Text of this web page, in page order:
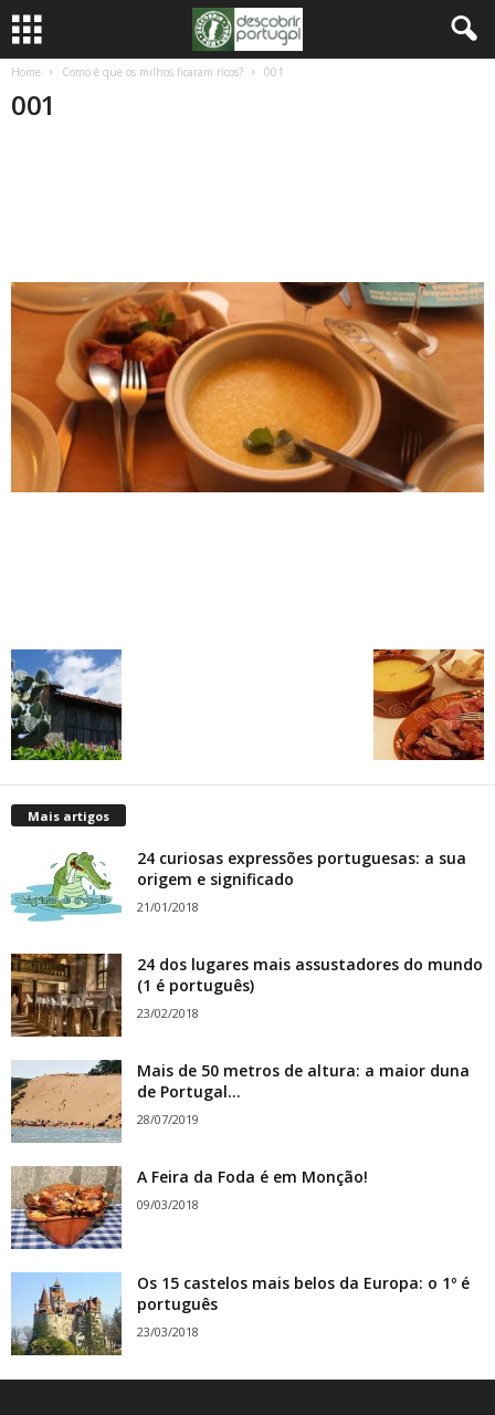
Home Como é que os milhos ficaram ricos? 001
001
Mais artigos
24 curiosas expressões portuguesas: a sua
origem e significado
21/01/2018
24 dos lugares mais assustadores do mundo
(1 é português)
23/02/2018
Mais de 50 metros de altura: a maior duna
de Portugal...
28/07/2019
A Feira da Foda é em Monção!
09/03/2018
Os 15 castelos mais belos da Europa: o 1º é
português
23/03/2018